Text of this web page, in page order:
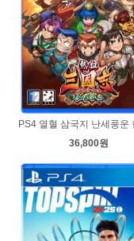
PS4 열혈 삼국지 난세풍운
36,800원